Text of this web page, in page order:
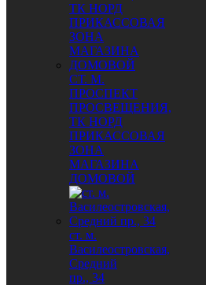
СТ. М.
ПРОСПЕКТ
ПРОСВЕЩЕНИЯ,
ТК НОРД
ПРИКАССОВАЯ
ЗОНА
МАГАЗИНА
ДОМОВОЙ
ст. м.
Василеостровская,
Средний
пр., 34